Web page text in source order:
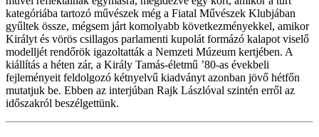
kategóriába tartozó művészek még a Fiatal Művészek Klubjában
gyűltek össze, mégsem járt komolyabb következményekkel, amikor
Királyt és vörös csillagos parlamenti kupolát formázó kalapot viselő
modelljét rendőrök igazoltatták a Nemzeti Múzeum kertjében. A
kiállítás a héten zár, a Király Tamás-életmű ’80-as évekbeli
fejleményeit feldolgozó kétnyelvű kiadványt azonban jövő hétfőn
mutatjuk be. Ebben az interjúban Rajk Lászlóval szintén erről az
időszakról beszélgettünk.